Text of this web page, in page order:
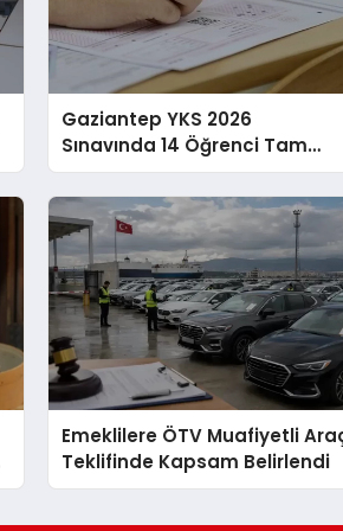
Gaziantep YKS 2026
Sınavında 14 Öğrenci Tam
Puan Aldı
Emeklilere ÖTV Muafiyetli
Teklifinde Kapsam Belirlendi